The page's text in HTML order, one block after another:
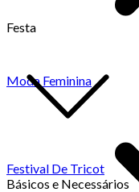
Festa
Festival De Tricot
Básicos e Necessários
Moda Feminina